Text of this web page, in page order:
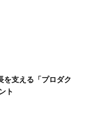
支える「プロダク
ト